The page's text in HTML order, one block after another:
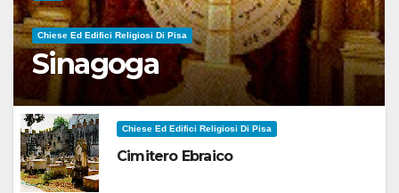
Chiese Ed Edifici Religiosi Di Pisa
Sinagoga
Chiese Ed Edifici Religiosi Di Pisa
Cimitero Ebraico